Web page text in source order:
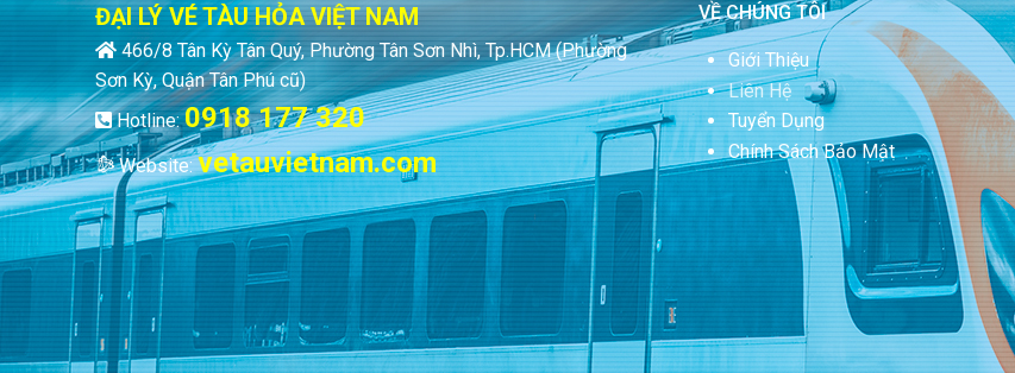
ĐẠI LÝ VÉ TÀU HỎA VIỆT NAM
466/8 Tân Kỳ Tân Quý, Phường Tân Sơn Nhì, Tp.HCM(Phường
Sơn Kỳ, Quận Tân Phú cũ)
Hotline:0918 177 320
Website:vetauvietnam.com
VỀ CHÚNG TÔI
Giới Thiệu
Liên Hệ
Tuyển Dụng
Chính Sách Bảo Mật